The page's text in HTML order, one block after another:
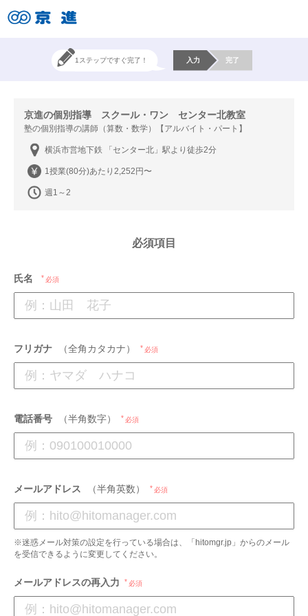
1ステップですぐ完了！ 入力 完了
京進の個別指導 スクール・ワン センター北教室
塾の個別指導の講師（算数・数学）【アルバイト・パート】
横浜市営地下鉄 「センター北」駅より徒歩2分
1授業(80分)あたり2,252円〜
週1～2
必須項目
氏名 必須
フリガナ （全角カタカナ） 必須
電話番号 （半角数字） 必須
メールアドレス （半角英数） 必須
※迷惑メール対策の設定を行っている場合は、「hitomgr.jp」からのメール
を受信できるように変更してください。
メールアドレスの再入力 必須